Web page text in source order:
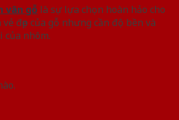
vân gỗ là sự lựa chọn hoàn hảo cho
đẹp của gỗ nhưng cần độ bền và
nhôm.